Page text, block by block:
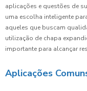
aplicações e questões de
uma escolha inteligente
aqueles que buscam
utilização de chapa
importante para alcançar
Aplicações